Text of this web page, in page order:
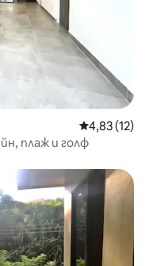
Средна
4,83 (12)
плаж и голф